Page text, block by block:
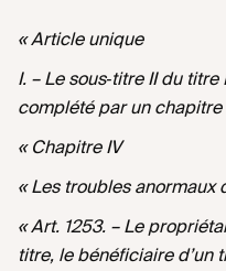
« Article unique
I. – Le sous‑titre II du
complété par un chapitre
« Chapitre IV
« Les troubles anormaux
« Art. 1253. – Le
titre, le bénéficiaire d’un